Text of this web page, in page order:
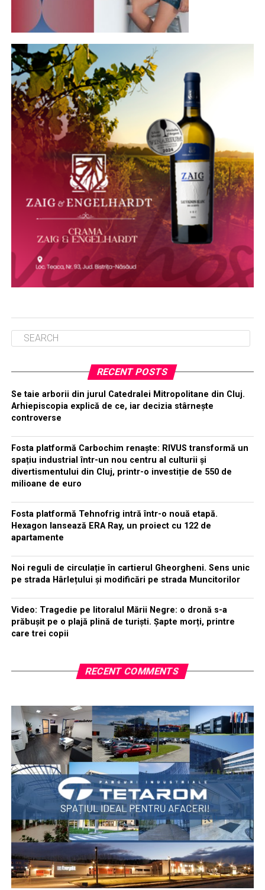
RECENT POSTS
Se taie arborii din jurul Catedralei Mitropolitane din Cluj.
Arhiepiscopia explică de ce, iar decizia stârnește
controverse
Fosta platformă Carbochim renaște: RIVUS transformă un
spațiu industrial într-un nou centru al culturii și
divertismentului din Cluj, printr-o investiție de 550 de
milioane de euro
Fosta platformă Tehnofrig intră într-o nouă etapă.
Hexagon lansează ERA Ray, un proiect cu 122 de
apartamente
Noi reguli de circulație în cartierul Gheorgheni. Sens unic
pe strada Hârlețului și modificări pe strada Muncitorilor
Video: Tragedie pe litoralul Mării Negre: o dronă s-a
prăbușit pe o plajă plină de turiști. Șapte morți, printre
care trei copii
RECENT COMMENTS